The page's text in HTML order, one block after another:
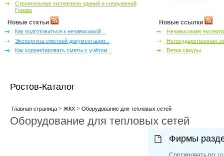
Строительная экспертиза зданий и сооружений
Гуково
Новые статьи
Как подготовиться к независимой...
Экспертиза сметной документации...
Как корректировать сметы с учётом...
Новые ссылки
Независимая
Негосударственная
Ветка сакуры
Ростов-Каталог
Главная страница> ЖКХ> Оборудование для тепловых сетей
Оборудование для тепловых сетей
Фирмы